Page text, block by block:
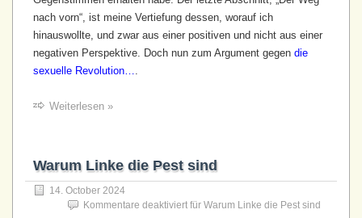
nach vorn“, ist meine Vertiefung dessen, worauf ich
hinauswollte, und zwar aus einer positiven und nicht aus einer
negativen Perspektive. Doch nun zum Argument gegen die
sexuelle Revolution….
Weiterlesen »
Warum Linke die Pest sind
14. October 2024
Kommentare deaktiviert für Warum Linke die Pest sind